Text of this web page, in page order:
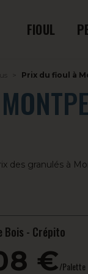
FIOUL
Prix du fioul à
des granulés à
Bois - Crépito
€/Palette